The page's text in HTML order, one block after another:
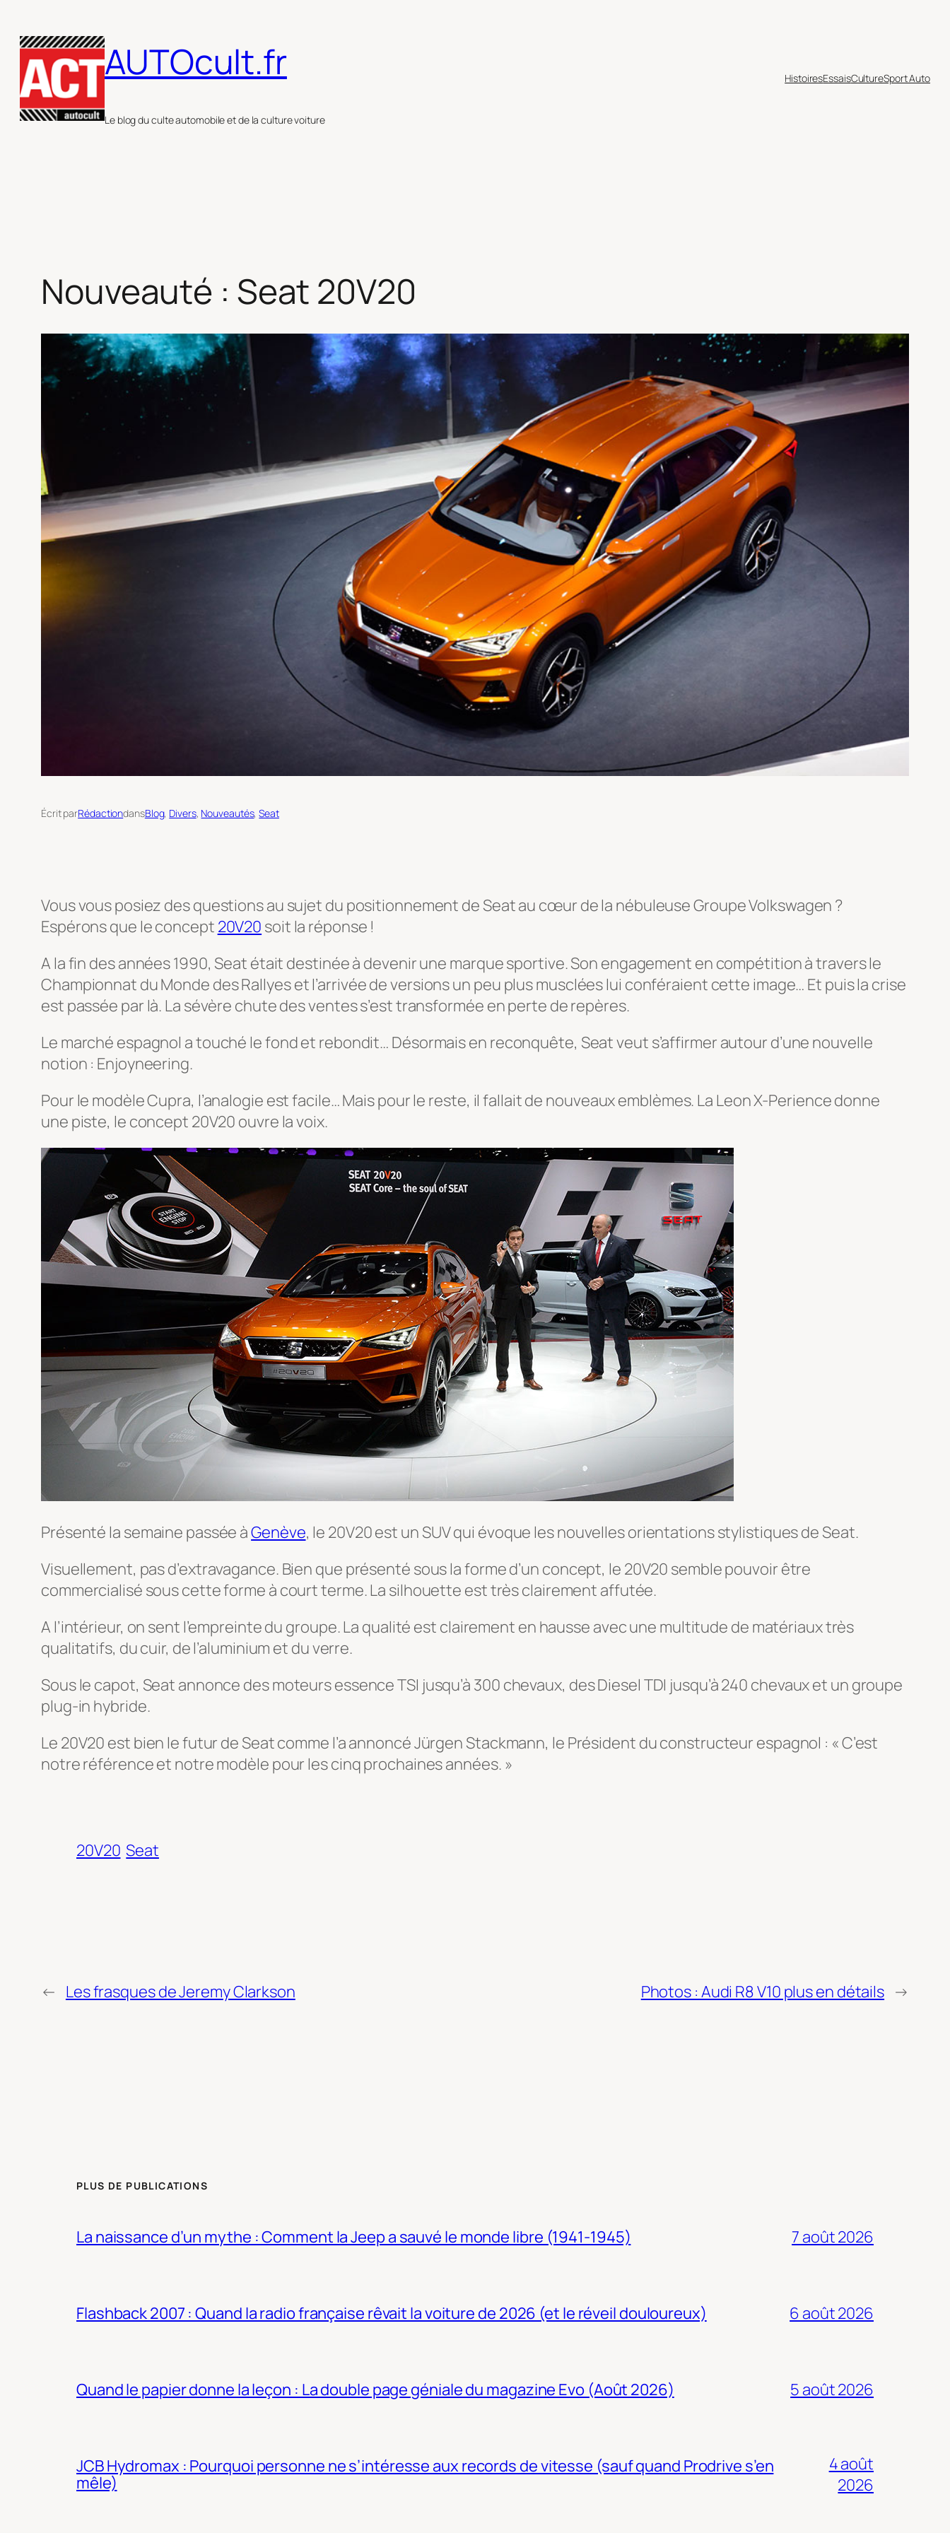
au
contenu
AUTOcult.fr
Le blog du culte automobile et de la culture voiture
HistoiresEssaisCultureSport Auto
Nouveauté : Seat 20V20
Écrit parRédactiondansBlog, Divers, Nouveautés, Seat
Vous vous posiez des questions au sujet du positionnement de Seat au cœur de la nébuleuse Groupe Volkswagen ?
Espérons que le concept 20V20 soit la réponse !
A la fin des années 1990, Seat était destinée à devenir une marque sportive. Son engagement en compétition à travers le
Championnat du Monde des Rallyes et l’arrivée de versions un peu plus musclées lui conféraient cette image… Et puis la crise
est passée par là. La sévère chute des ventes s’est transformée en perte de repères.
Le marché espagnol a touché le fond et rebondit… Désormais en reconquête, Seat veut s’affirmer autour d’une nouvelle
notion : Enjoyneering.
Pour le modèle Cupra, l’analogie est facile… Mais pour le reste, il fallait de nouveaux emblèmes. La Leon X-Perience donne
une piste, le concept 20V20 ouvre la voix.
Présenté la semaine passée àGenève, le 20V20 est un SUV qui évoque les nouvelles orientations stylistiques de Seat.
Visuellement, pas d’extravagance. Bien que présenté sous la forme d’un concept, le 20V20 semble pouvoir être
commercialisé sous cette forme à court terme. La silhouette est très clairement affutée.
A l’intérieur, on sent l’empreinte du groupe. La qualité est clairement en hausse avec une multitude de matériaux très
qualitatifs, du cuir, de l’aluminium et du verre.
Sous le capot, Seat annonce des moteurs essence TSI jusqu’à 300 chevaux, des Diesel TDI jusqu’à 240 chevaux et un groupe
plug-in hybride.
Le 20V20 est bien le futur de Seat comme l’a annoncé Jürgen Stackmann, le Président du constructeur espagnol : « C’est
notre référence et notre modèle pour les cinq prochaines années. »
20V20 Seat
← Les frasques de Jeremy Clarkson Photos : Audi R8 V10 plus en détails →
PLUS DE PUBLICATIONS
La naissance d’un mythe : Comment la Jeep a sauvé le monde libre (1941-1945) 7 août 2026
Flashback 2007 : Quand la radio française rêvait la voiture de 2026 (et le réveil douloureux) 6 août 2026
Quand le papier donne la leçon : La double page géniale du magazine Evo (Août 2026) 5 août 2026
JCB Hydromax : Pourquoi personne ne s’intéresse aux records de vitesse (sauf quand Prodrive s’en
mêle)
4 août
2026